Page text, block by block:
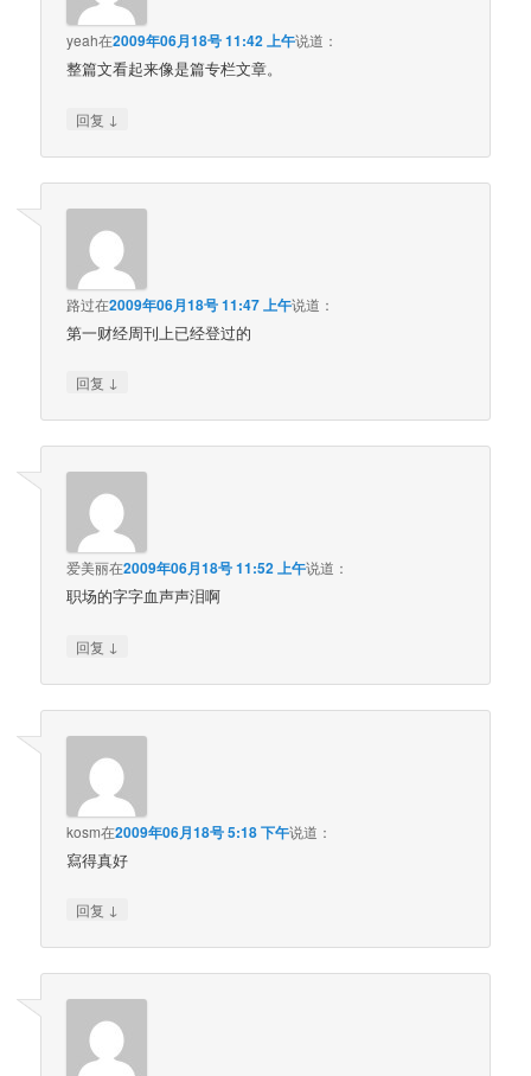
yeah在2009年06月18号 11:42 上午说道：
整篇文看起来像是篇专栏文章。
回复 ↓
路过在2009年06月18号 11:47 上午说道：
第一财经周刊上已经登过的
回复 ↓
爱美丽在2009年06月18号 11:52 上午说道：
职场的字字血声声泪啊
回复 ↓
kosm在2009年06月18号 5:18 下午说道：
寫得真好
回复 ↓